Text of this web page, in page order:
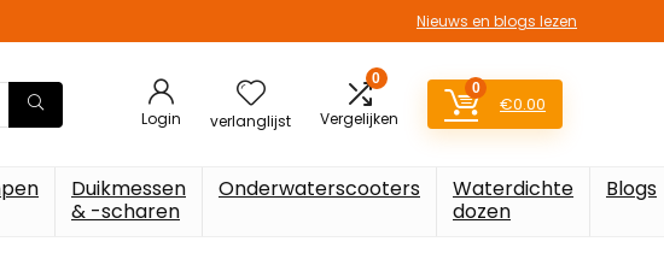
Nieuws en blogs lezen
Login verlanglijst
0
Vergelijken
0
€0.00
Duikmessen
& -scharen
Onderwaterscooters
Waterdichte
dozen
Blogs